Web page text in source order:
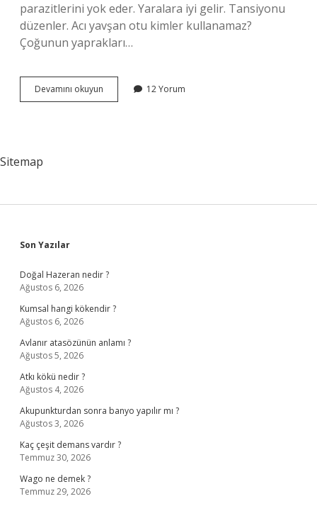
parazitlerini yok eder. Yaralara iyi gelir. Tansiyonu
düzenler. Acı yavşan otu kimler kullanamaz?
Çoğunun yaprakları…
Devamını okuyun Peryavşan
Çayı
12 Yorum
Sitemap
Sidebar
Son Yazılar
Doğal Hazeran nedir ?
Ağustos 6, 2026
Kumsal hangi kökendir ?
Ağustos 6, 2026
Avlanır atasözünün anlamı ?
Ağustos 5, 2026
Atkı kökü nedir ?
Ağustos 4, 2026
Akupunkturdan sonra banyo yapılır mı ?
Ağustos 3, 2026
Kaç çeşit demans vardır ?
Temmuz 30, 2026
Wago ne demek ?
Temmuz 29, 2026